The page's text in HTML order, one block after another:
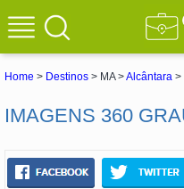
Home > Destinos > MA >Alcântara >
IMAGENS 360